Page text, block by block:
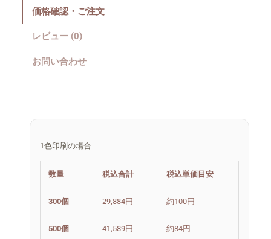
価格確認・ご注文
レビュー (0)
お問い合わせ
1色印刷の場合
数量 税込合計 税込単価目安
300個 29,884円 約100円
500個 41,589円 約84円